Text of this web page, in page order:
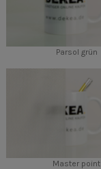
Parsol grün
Master point